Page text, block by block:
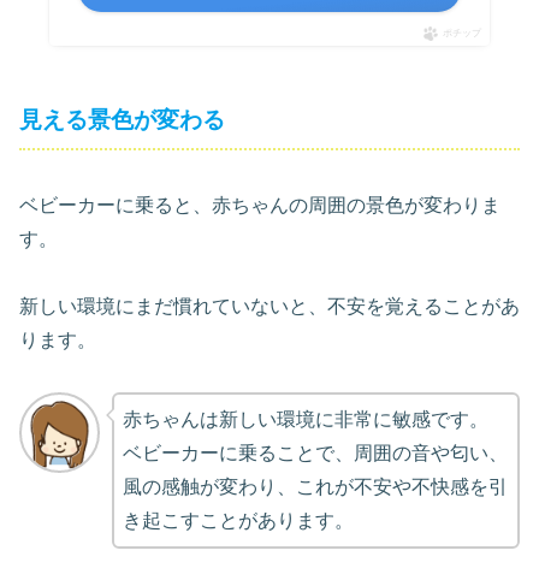
ポチップ
見える景色が変わる
ベビーカーに乗ると、赤ちゃんの周囲の景色が変わりま
す。
新しい環境にまだ慣れていないと、不安を覚えることがあ
ります。
赤ちゃんは新しい環境に非常に敏感です。
ベビーカーに乗ることで、周囲の音や匂い、
風の感触が変わり、これが不安や不快感を引
き起こすことがあります。